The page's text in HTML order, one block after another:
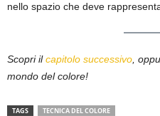
nello spazio che deve
Scopri ilcapitolo successivo ,
mondo del colore!
TAGS TECNICA DEL COLORE